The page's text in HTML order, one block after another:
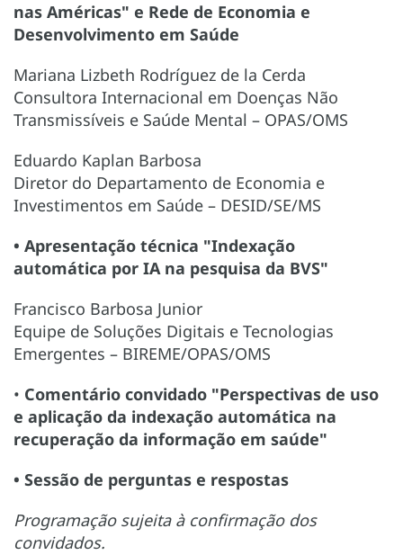
nas Américas" e Rede de Economia e
Desenvolvimento em Saúde
Mariana Lizbeth Rodríguez de la Cerda
Consultora Internacional em Doenças Não
Transmissíveis e Saúde Mental – OPAS/OMS
Eduardo Kaplan Barbosa
Diretor do Departamento de Economia e
Investimentos em Saúde – DESID/SE/MS
• Apresentação técnica "Indexação
automática por IA na pesquisa da BVS"
Francisco Barbosa Junior
Equipe de Soluções Digitais e Tecnologias
Emergentes – BIREME/OPAS/OMS
• Comentário convidado "Perspectivas de uso
e aplicação da indexação automática na
recuperação da informação em saúde"
• Sessão de perguntas e respostas
Programação sujeita à confirmação dos
convidados.